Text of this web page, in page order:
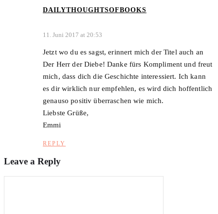
DAILYTHOUGHTSOFBOOKS
11. Juni 2017 at 20:53
Jetzt wo du es sagst, erinnert mich der Titel auch an
Der Herr der Diebe! Danke fürs Kompliment und freut
mich, dass dich die Geschichte interessiert. Ich kann
es dir wirklich nur empfehlen, es wird dich hoffentlich
genauso positiv überraschen wie mich.
Liebste Grüße,
Emmi
REPLY
Leave a Reply